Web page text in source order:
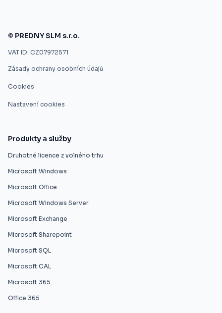
© PREDNY SLM s.r.o.
VAT ID: CZ07972571
Zásady ochrany osobních údajů
Cookies
Nastavení cookies
Produkty a služby
Druhotné licence z volného trhu
Microsoft Windows
Microsoft Office
Microsoft Windows Server
Microsoft Exchange
Microsoft Sharepoint
Microsoft SQL
Microsoft CAL
Microsoft 365
Office 365